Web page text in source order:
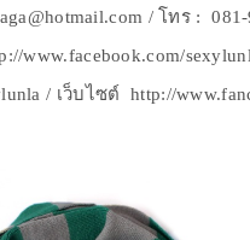
/ โทร : 081-
www.facebook.com/
/ เว็บไซต์ http://